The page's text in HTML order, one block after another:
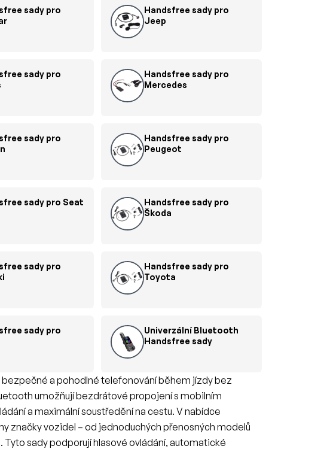
sady pro
Handsfree sady pro
Jeep
sady pro
Handsfree sady pro
Mercedes
sady pro
Handsfree sady pro
Peugeot
sady pro Seat
Handsfree sady pro
Škoda
sady pro
Handsfree sady pro
Toyota
sady pro
Univerzální Bluetooth
Handsfree sady
a pohodlné telefonování během jízdy bez
umožňují bezdrátové propojení s mobilním
a maximální soustředění na cestu. V nabídce
značky vozidel – od jednoduchých přenosných modelů
sady podporují hlasové ovládání, automatické